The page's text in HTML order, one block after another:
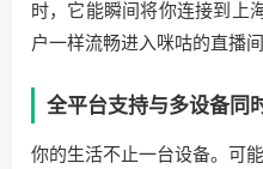
时，它能瞬间将你连接到上
户一样流畅进入咪咕的直播间
全平台支持与多设备同
你的生活不止一台设备。可